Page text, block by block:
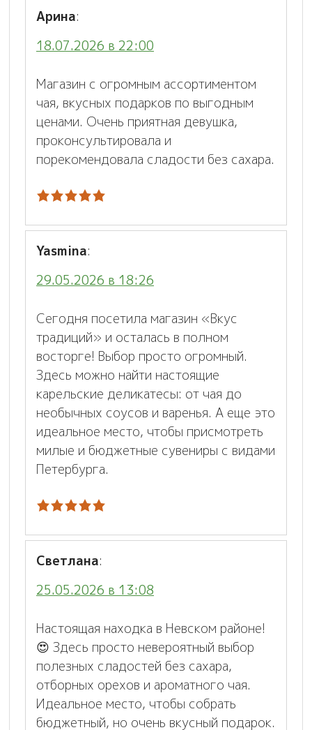
Арина:
18.07.2026 в 22:00
Магазин с огромным ассортиментом
чая, вкусных подарков по выгодным
ценами. Очень приятная девушка,
проконсультировала и
порекомендовала сладости без сахара.
Yasmina:
29.05.2026 в 18:26
Сегодня посетила магазин «Вкус
традиций» и осталась в полном
восторге! Выбор просто огромный.
Здесь можно найти настоящие
карельские деликатесы: от чая до
необычных соусов и варенья. А еще это
идеальное место, чтобы присмотреть
милые и бюджетные сувениры с видами
Петербурга.
Светлана:
25.05.2026 в 13:08
Настоящая находка в Невском районе!
😍 Здесь просто невероятный выбор
полезных сладостей без сахара,
отборных орехов и ароматного чая.
Идеальное место, чтобы собрать
бюджетный, но очень вкусный подарок.